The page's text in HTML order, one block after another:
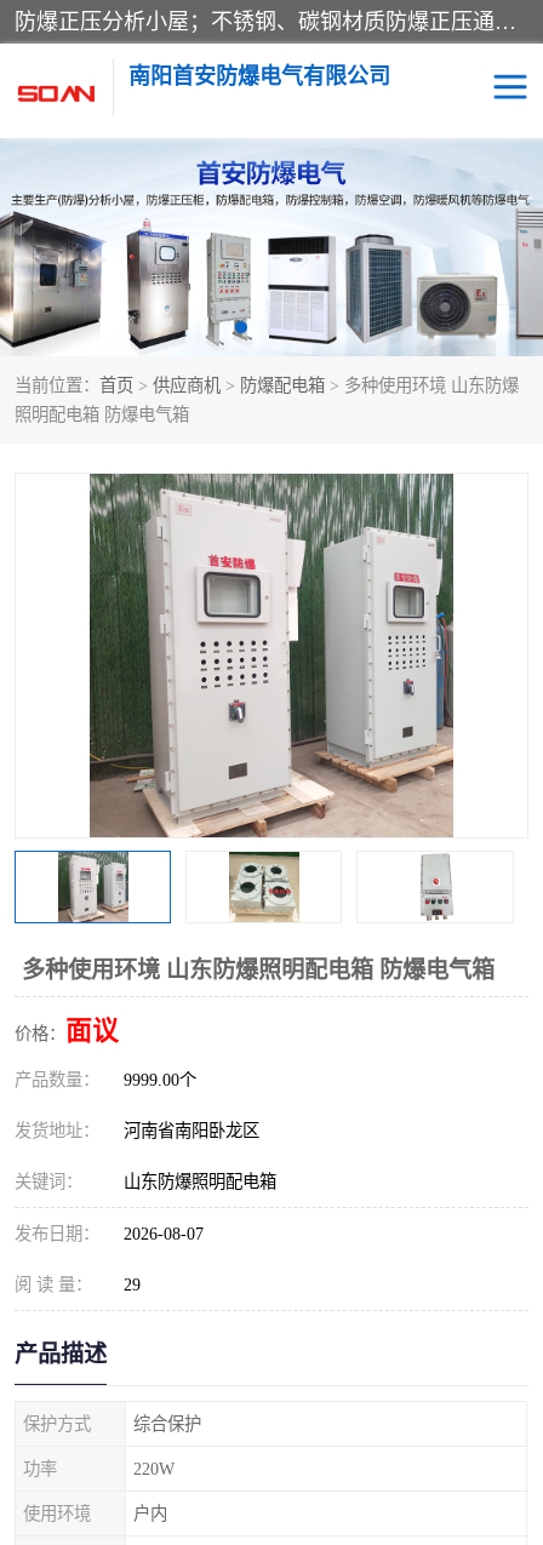
防爆正压分析小屋；不锈钢、碳钢材质防爆正压通风柜，分上下、左右、外挂三种款式；立式、挂式防爆配电柜体；不锈钢、碳钢防爆变频、磁力、星三角启动器；不锈钢、碳钢、铸铝防爆控制箱柜；可操作按键、多块式防爆仪表箱；多材质防爆接线箱；台式防爆电脑、防爆监视器。产品适配石油、化工、煤炭、电力、纺织、酿酒、航天、铁路、冶金、船舶、消防、市政等多行业工况使用。
南阳首安防爆电气有限公司
当前位置： 首页 > 供应商机 > 防爆配电箱 > 多种使用环境 山东防爆
照明配电箱 防爆电气箱
多种使用环境 山东防爆照明配电箱 防爆电气箱
价格： 面议
产品数量： 9999.00个
发货地址： 河南省南阳卧龙区
关键词： 山东防爆照明配电箱
发布日期： 2026-08-07
阅 读 量： 29
产品描述
保护方式 综合保护
功率 220W
使用环境 户内
防爆小屋 防爆正压柜
防爆空调 防爆配电箱
防爆控制箱 防爆接线箱
防爆操作柱 防爆监视显示器